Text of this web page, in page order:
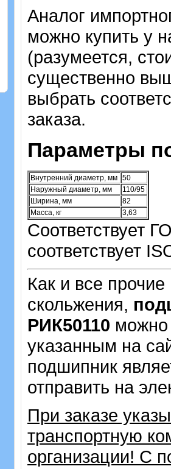
Аналог
можно купить у
(разумеется,
существенно
выбрать
заказа.
Параметры
Внутренний диаметр, мм 50
Наружный диаметр, мм
110/95
Ширина, мм
82
Масса, кг
3,63
Соответствует
соответствует
Как и все
скольжения,
РИК50110 можно
указанным на
подшипник
отправить на
При заказе
транспортную
организации! С